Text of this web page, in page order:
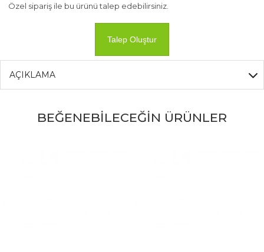
Özel sipariş ile bu ürünü talep edebilirsiniz.
Talep Oluştur
AÇIKLAMA
BEĞENEBİLECEĞİN ÜRÜNLER